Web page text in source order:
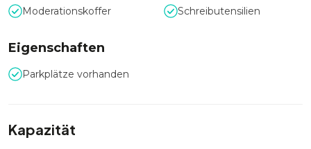
Moderationskoffer
Schreibutensilien
Eigenschaften
Parkplätze vorhanden
Kapazität